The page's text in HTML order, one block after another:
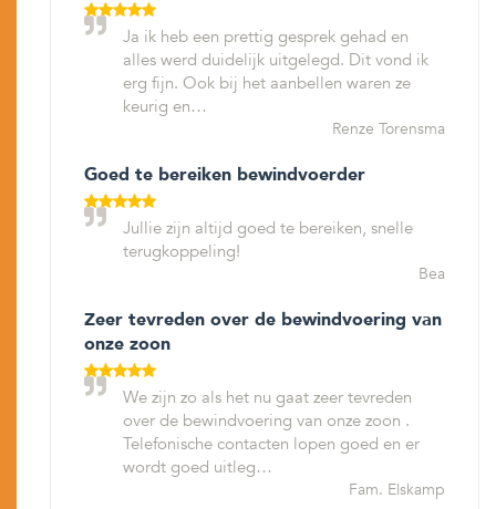
Ja ik heb een prettig gesprek gehad en
alles werd duidelijk uitgelegd. Dit vond ik
erg fijn. Ook bij het aanbellen waren ze
keurig en…
Renze Torensma
Goed te bereiken bewindvoerder
Jullie zijn altijd goed te bereiken, snelle
terugkoppeling!
Bea
Zeer tevreden over de bewindvoering van
onze zoon
We zijn zo als het nu gaat zeer tevreden
over de bewindvoering van onze zoon .
Telefonische contacten lopen goed en er
wordt goed uitleg…
Fam. Elskamp